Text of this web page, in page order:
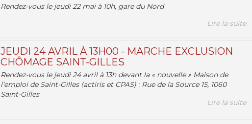
Rendez-vous le jeudi 22 mai à 10h, gare du Nord
Lire la suite
JEUDI 24 AVRIL À 13H00 - MARCHE EXCLUSION
CHÔMAGE SAINT-GILLES
Rendez-vous le jeudi 24 avril à 13h devant la « nouvelle » Maison de
l’emploi de Saint-Gilles (actiris et CPAS) : Rue de la Source 15, 1060
Saint-Gilles
Lire la suite